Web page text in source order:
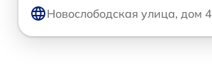
Новослободская улица, дом 4